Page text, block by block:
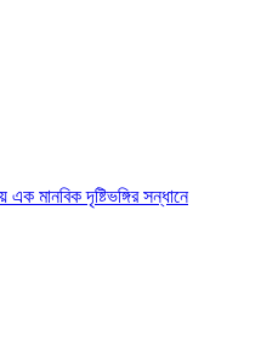
মানবিক দৃষ্টিভঙ্গির সন্ধানে